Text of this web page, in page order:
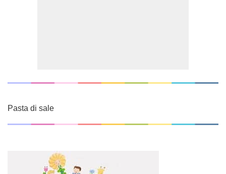
Pasta di sale